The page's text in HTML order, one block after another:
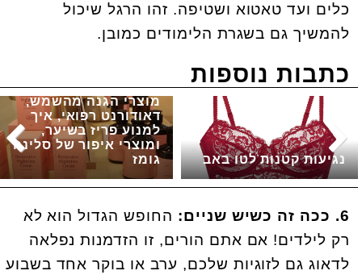
כלים ועד טאטוא ושטיפה. זהו הרגל שיכול
להמשיך גם בשגרת הלימודים כמובן.
כתבות נוספות
מוצרי הגנה מהשמש,
דאודורנט רפואי, איך
למנוע פריז בשיער,
ומוצרי איפור של סלינה
גומז
נגיעות קטנות לטו באב
6. ככה זה כשיש שניים:
החופש הגדול הוא לא
רק לילדים! אם אתם הורים, זו הזדמנות נפלאה
לדאוג גם לזוגיות שלכם, ערב או בוקר אחד בשבוע